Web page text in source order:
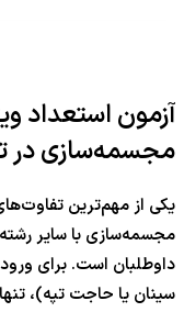
مجسمه‌سازی در
یکی از مهم‌ترین
مجسمه‌سازی با سایر
داوطلبان است. برای
سینان یا حاجت تپه)،